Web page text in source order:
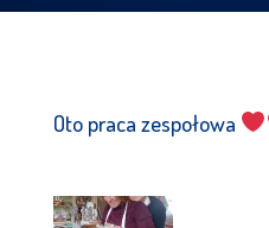
Oto praca zespołowa